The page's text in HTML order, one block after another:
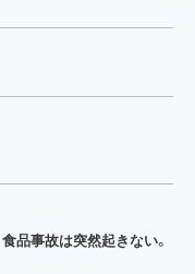
品事故は突然起きない。